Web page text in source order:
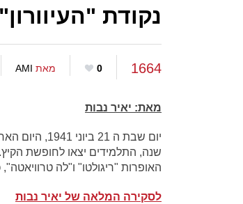
נקודת "העיוורון" של
1664
0 מאת AMI
מאת: יאיר נבות
שנה, התלמידים יצאו לחופשת
האופרות "ריגולטו" ו"לה
לסקירה המלאה של יאיר נבות